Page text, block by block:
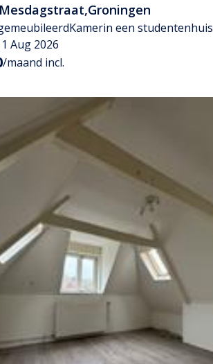
,Groningen
Kamerin een studentenhuis
Aug 2026
/maand incl.